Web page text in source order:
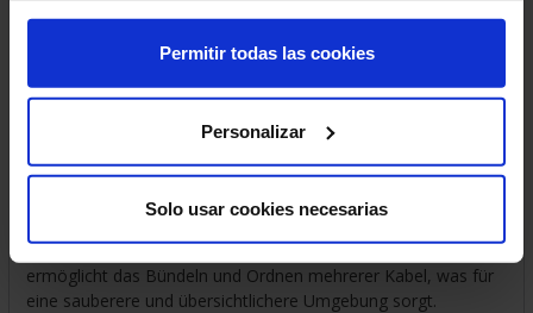
Permitir todas las cookies
Personalizar
Solo usar cookies necesarias
widerstandsfähiger und langlebiger als herkömmliche PVC-
Produkte. Sie eignen sich ideal für stark frequentierte Bereiche
Schnitte und Tierbisse an den Kabeln.
- Erhöhte Sicherheit: Verhindert, dass Menschen über Kabel
- Effiziente Organisation: Die integrierte Kabelkanal-Funktion
ermöglicht das Bündeln und Ordnen mehrerer Kabel, was für
eine sauberere und übersichtlichere Umgebung sorgt.